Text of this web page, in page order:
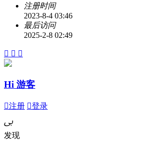
注册时间
2023-8-4 03:46
最后访问
2025-2-8 02:49
  
Hi 游客
注册 登录
ﰉ
发现